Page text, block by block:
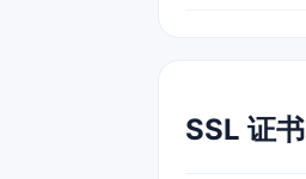
SSL 证书